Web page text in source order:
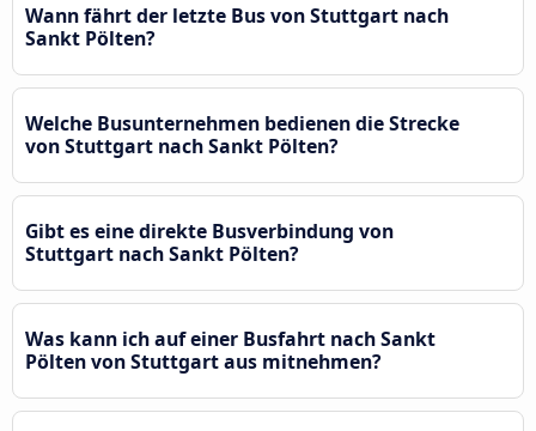
Wann fährt der letzte Bus von Stuttgart nach
Sankt Pölten?
Welche Busunternehmen bedienen die Strecke
von Stuttgart nach Sankt Pölten?
Gibt es eine direkte Busverbindung von
Stuttgart nach Sankt Pölten?
Was kann ich auf einer Busfahrt nach Sankt
Pölten von Stuttgart aus mitnehmen?